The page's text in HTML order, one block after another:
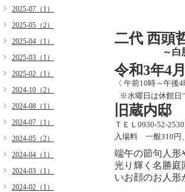
二代 西頭
～白
令和3年4
〈 午前10時～午後
※水曜日は休館日
旧蔵内
ＴＥＬ0930-52-2530
入場料 一般310円
端午の節句人形
光り輝く名勝庭
いお顔のお人形
2025-07（1）
2025-05（2）
2025-04（1）
2025-03（1）
2025-02（1）
2024-10（2）
2024-08（1）
2024-07（1）
2024-05（2）
2024-04（1）
2024-03（1）
2024-02（1）